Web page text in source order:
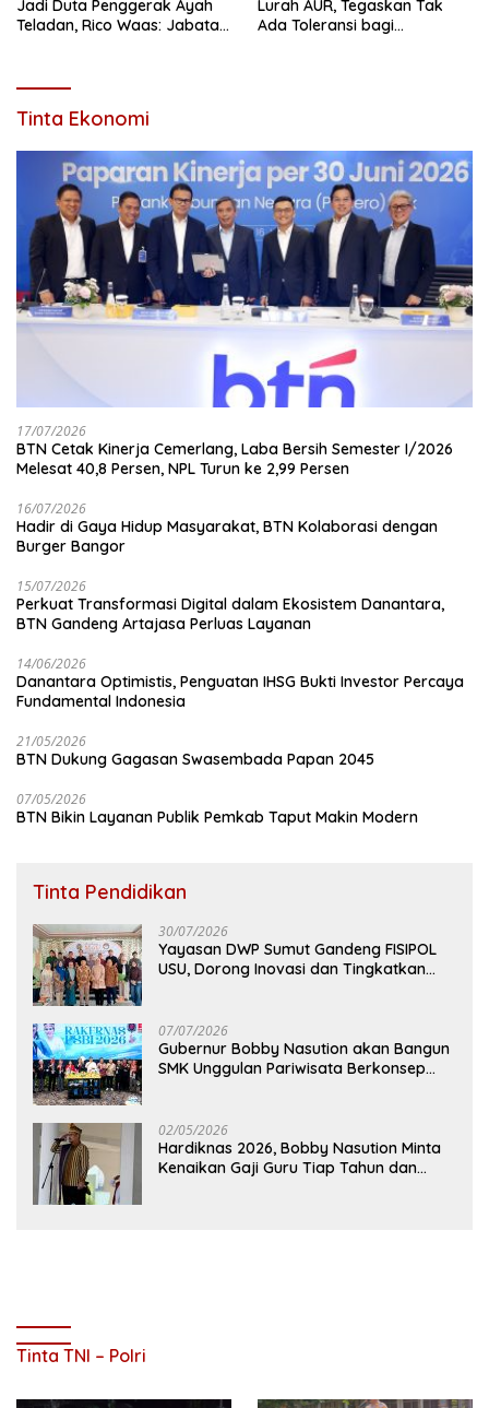
Jadi Duta Penggerak Ayah
Teladan, Rico Waas: Jabatan
Lurah AUR, Tegaskan Tak
Ada Toleransi bagi
Tinta Ekonomi
17/07/2026
BTN Cetak Kinerja Cemerlang, Laba Bersih Semester I/2026
Melesat 40,8 Persen, NPL Turun ke 2,99 Persen
16/07/2026
Hadir di Gaya Hidup Masyarakat, BTN Kolaborasi dengan
Burger Bangor
15/07/2026
Perkuat Transformasi Digital dalam Ekosistem Danantara,
BTN Gandeng Artajasa Perluas Layanan
14/06/2026
Danantara Optimistis, Penguatan IHSG Bukti Investor Percaya
Fundamental Indonesia
21/05/2026
BTN Dukung Gagasan Swasembada Papan 2045
07/05/2026
BTN Bikin Layanan Publik Pemkab Taput Makin Modern
Tinta Pendidikan
30/07/2026
Yayasan DWP Sumut Gandeng FISIPOL
USU, Dorong Inovasi dan Tingkatkan
07/07/2026
Gubernur Bobby Nasution akan Bangun
SMK Unggulan Pariwisata Berkonsep
02/05/2026
Hardiknas 2026, Bobby Nasution Minta
Kenaikan Gaji Guru Tiap Tahun dan
Tinta TNI – Polri